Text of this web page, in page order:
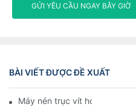
GỬI YÊU CẦU NGAY BÂY GIỜ
BÀI VIẾT ĐƯỢC ĐỀ XUẤT
Máy nén trục vít hoạt động